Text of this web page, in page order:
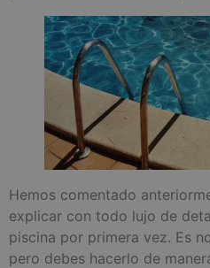
Hemos comentado
explicar con todo lujo de
piscina por primera vez. Es
pero debes hacerlo de